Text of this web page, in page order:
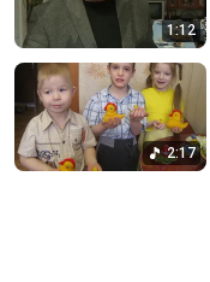
1:12
2:17